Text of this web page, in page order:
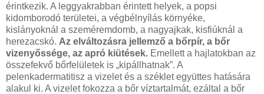
érintkezik. A leggyakrabban érintett helyek, a popsi
kidomborodó területei, a végbélnyílás környéke,
kislányoknál a szeméremdomb, a nagyajkak, kisfiúknál a
herezacskó. Az elváltozásra jellemző a bőrpír, a bőr
vizenyőssége, az apró kiütések. Emellett a hajlatokban az
összefekvő bőrfelületek is „kipállhatnak”. A
pelenkadermatitisz a vizelet és a széklet együttes hatására
alakul ki. A vizelet fokozza a bőr víztartalmát, ezáltal a bőr